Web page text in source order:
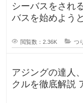
シーバスをされ
バスを始めよう
閲覧数：2.36K つ
アジングの達人
クルを徹底解説 アジング界の第一人者として知ら